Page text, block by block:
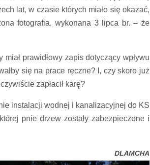
lat, w czasie których miało się okazać,
fotografia, wykonana 3 lipca br. – że
prawidłowy zapis dotyczący wpływu
się na prace ręczne? I, czy skoro już
zapłacił karę?
instalacji wodnej i kanalizacyjnej do KS
pnie drzew zostały zabezpieczone i
DLAMCHA